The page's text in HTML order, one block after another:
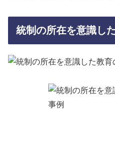
統制の所在を意識し